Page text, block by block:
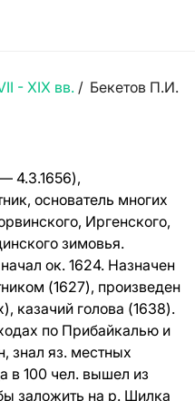
- XIX вв. / Бекетов П.И.
4.3.1656),
основатель многих
Иргенского,
зимовья.
ок. 1624. Назначен
(1627), произведен
казачий голова (1638).
по Прибайкалью и
знал яз. местных
в 100 чел. вышел из
заложить на р. Шилка